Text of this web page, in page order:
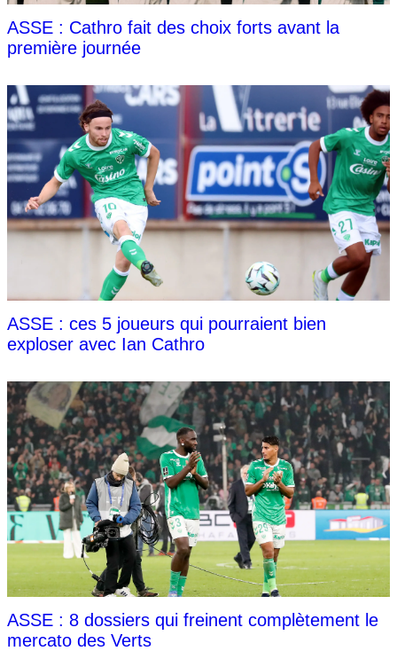
ASSE : Cathro fait des choix forts avant la
première journée
ASSE : ces 5 joueurs qui pourraient bien
exploser avec Ian Cathro
ASSE : 8 dossiers qui freinent complètement le
mercato des Verts